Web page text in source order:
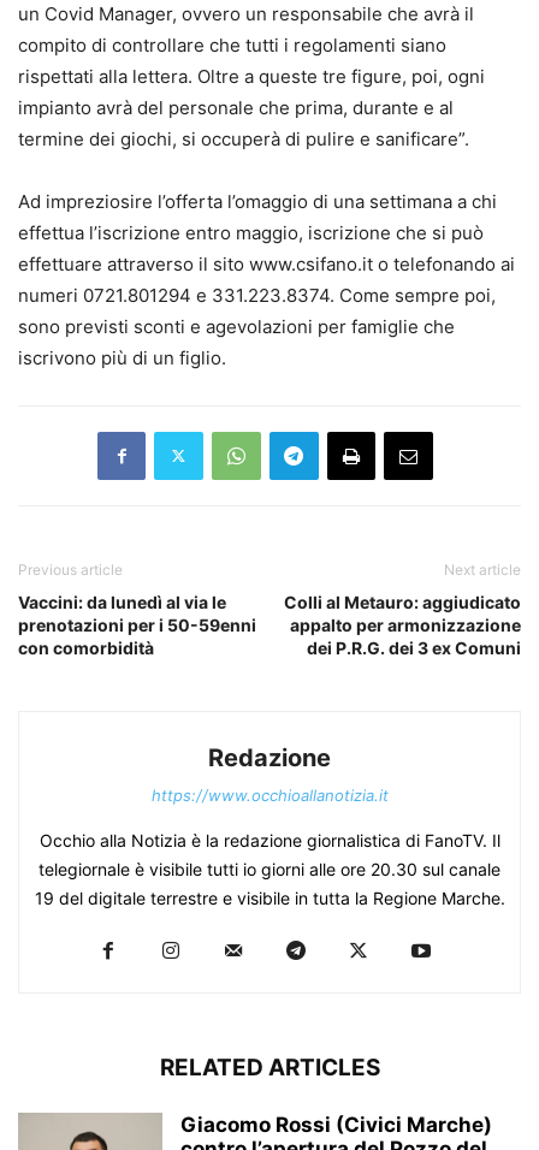
un Covid Manager, ovvero un responsabile che avrà il
compito di controllare che tutti i regolamenti siano
rispettati alla lettera. Oltre a queste tre figure, poi, ogni
impianto avrà del personale che prima, durante e al
termine dei giochi, si occuperà di pulire e sanificare”.
Ad impreziosire l’offerta l’omaggio di una settimana a chi
effettua l’iscrizione entro maggio, iscrizione che si può
effettuare attraverso il sito www.csifano.it o telefonando ai
numeri 0721.801294 e 331.223.8374. Come sempre poi,
sono previsti sconti e agevolazioni per famiglie che
iscrivono più di un figlio.
Previous article
Vaccini: da lunedì al via le
prenotazioni per i 50-59enni
con comorbidità
Next article
Colli al Metauro: aggiudicato
appalto per armonizzazione
dei P.R.G. dei 3 ex Comuni
Redazione
https://www.occhioallanotizia.it
Occhio alla Notizia è la redazione giornalistica di FanoTV. Il
telegiornale è visibile tutti io giorni alle ore 20.30 sul canale
19 del digitale terrestre e visibile in tutta la Regione Marche.
RELATED ARTICLES
Giacomo Rossi (Civici Marche)